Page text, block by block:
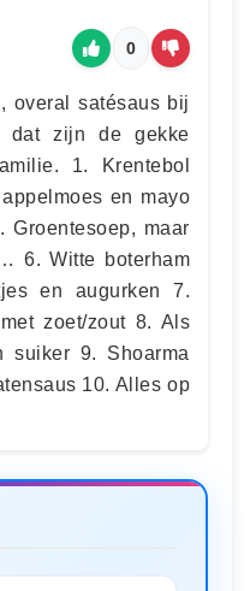
0
overal satésaus bij
dat zijn de gekke
1. Krentebol
en mayo
maar
6. Witte boterham
en augurken 7.
zoet/zout 8. Als
suiker 9. Shoarma
10. Alles op